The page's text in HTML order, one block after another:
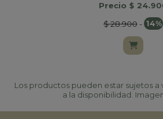
Precio $
$ 28.900- 14%
Los productos pueden estar sujetos
a la disponibilidad.